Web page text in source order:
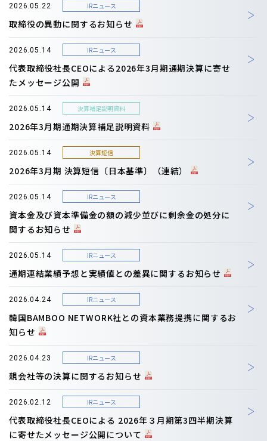
2026.05.22 IRニュース
取締役の異動に関するお知らせ
2026.05.14 IRニュース
代表取締役社長CEOによる2026年3月期通期決算に寄せ
たメッセージ公開
2026.05.14 決算補足説明資料
2026年3月期通期決算補足説明資料
2026.05.14 決算短信
2026年3月期 決算短信〔日本基準〕（連結）
2026.05.14 IRニュース
資本金及び資本準備金の額の減少並びに剰余金の処分に
関するお知らせ
2026.05.14 IRニュース
通期連結業績予想と実績値との差異に関するお知らせ
2026.04.24 IRニュース
韓国BAMBOO NETWORK社との資本業務提携に関するお
知らせ
2026.04.23 IRニュース
親会社等の決算に関するお知らせ
2026.02.12 IRニュース
代表取締役社長CEOによる 2026年３月期第3四半期決算
に寄せたメッセージ公開について